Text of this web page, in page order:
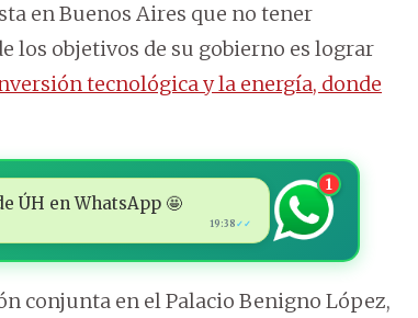
en Buenos Aires que no tener
los objetivos de su gobierno es lograr
tecnológica y la energía, donde
ÚH en WhatsApp 🤩
19:38 ✓✓
1
conjunta en el Palacio Benigno López,